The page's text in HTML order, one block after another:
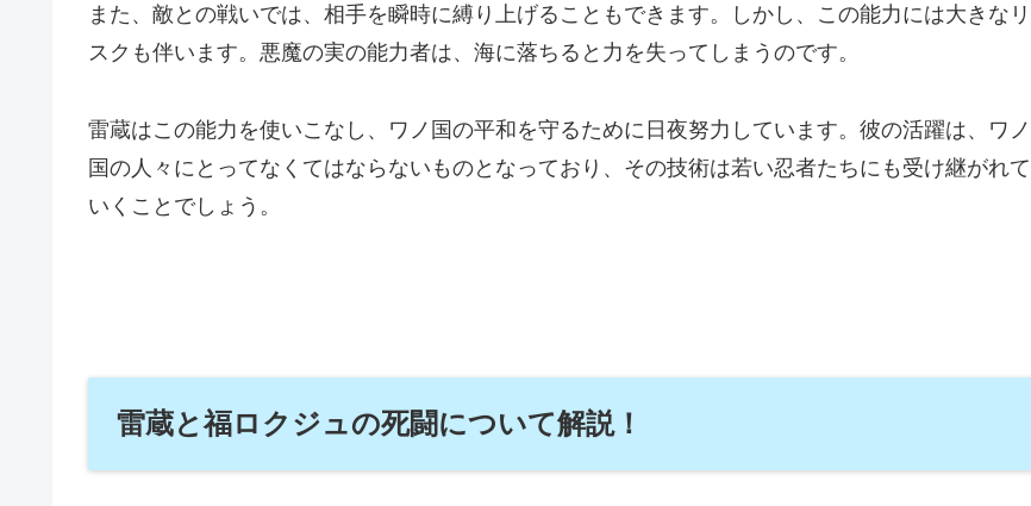
また、敵との戦いでは、相手を瞬時に縛り上げることもできます。しかし、この能力には大きなリ
スクも伴います。悪魔の実の能力者は、海に落ちると力を失ってしまうのです。
雷蔵はこの能力を使いこなし、ワノ国の平和を守るために日夜努力しています。彼の活躍は、ワノ
国の人々にとってなくてはならないものとなっており、その技術は若い忍者たちにも受け継がれて
いくことでしょう。
雷蔵と福ロクジュの死闘について解説！